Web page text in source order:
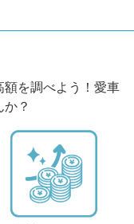
額を調べよう！愛車
？